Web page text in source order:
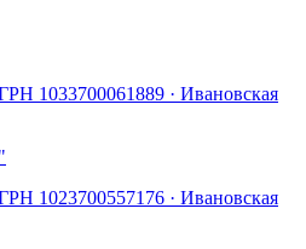
1033700061889 · Ивановская
1023700557176 · Ивановская